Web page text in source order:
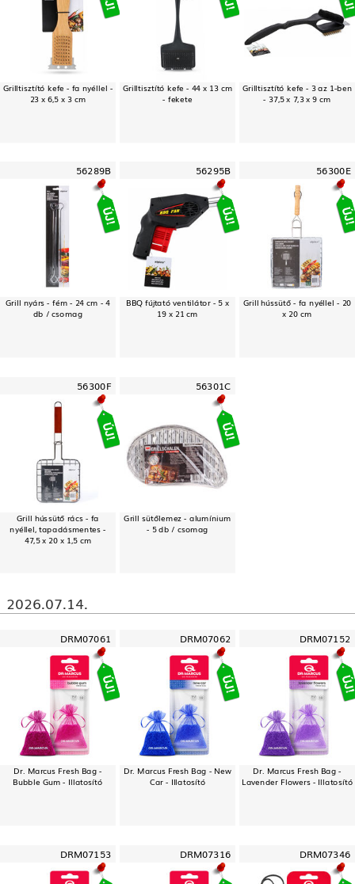
Grilltisztító kefe - fa nyéllel -
23 x 6,5 x 3 cm
Grilltisztító kefe - 44 x 13 cm
- fekete
Grilltisztító kefe - 3 az 1-ben
- 37,5 x 7,3 x 9 cm
56289B
Grill nyárs - fém - 24 cm - 4
db / csomag
56295B
BBQ fújtató ventilátor - 5 x
19 x 21 cm
56300E
Grill hússütő - fa nyéllel - 20
x 20 cm
56300F
Grill hússütő rács - fa
nyéllel, tapadásmentes -
47,5 x 20 x 1,5 cm
56301C
Grill sütőlemez - alumínium
- 5 db / csomag
2026.07.14.
DRM07061
Dr. Marcus Fresh Bag -
Bubble Gum - Illatosító
DRM07062
Dr. Marcus Fresh Bag - New
Car - Illatosító
DRM07152
Dr. Marcus Fresh Bag -
Lavender Flowers - Illatosító
DRM07153 DRM07316 DRM07346